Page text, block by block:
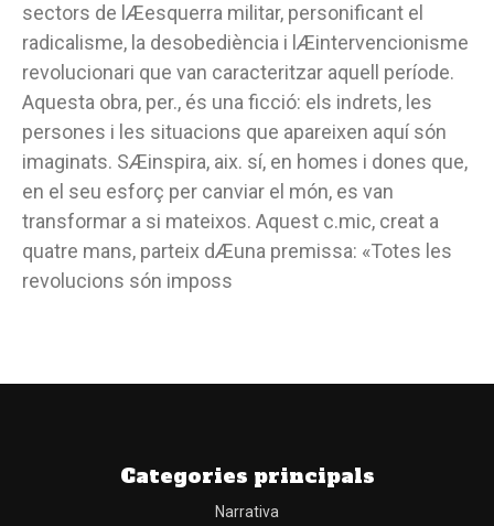
sectors de lÆesquerra militar, personificant el
radicalisme, la desobediència i lÆintervencionisme
revolucionari que van caracteritzar aquell període.
Aquesta obra, per., és una ficció: els indrets, les
persones i les situacions que apareixen aquí són
imaginats. SÆinspira, aix. sí, en homes i dones que,
en el seu esforç per canviar el món, es van
transformar a si mateixos. Aquest c.mic, creat a
quatre mans, parteix dÆuna premissa: «Totes les
revolucions són imposs
Categories principals
Narrativa